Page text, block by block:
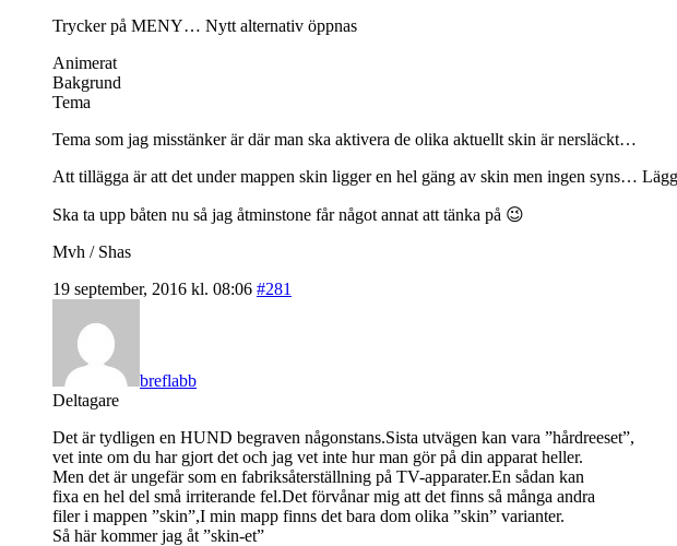
Trycker på MENY… Nytt alternativ öppnas
Animerat
Bakgrund
Tema
Tema som jag misstänker är där man ska aktivera de olika aktuellt skin är nersläckt…
Att tillägga är att det under mappen skin ligger en hel gäng av skin men ingen syns…
Ska ta upp båten nu så jag åtminstone får något annat att tänka på 😉
Mvh / Shas
19 september, 2016 kl. 08:06 #281
breflabb
Deltagare
Det är tydligen en HUND begraven någonstans.Sista utvägen kan vara ”hårdreeset”,
vet inte om du har gjort det och jag vet inte hur man gör på din apparat heller.
Men det är ungefär som en fabriksåterställning på TV-apparater.En sådan kan
fixa en hel del små irriterande fel.Det förvånar mig att det finns så många andra
filer i mappen ”skin”,I min mapp finns det bara dom olika ”skin” varianter.
Så här kommer jag åt ”skin-et”